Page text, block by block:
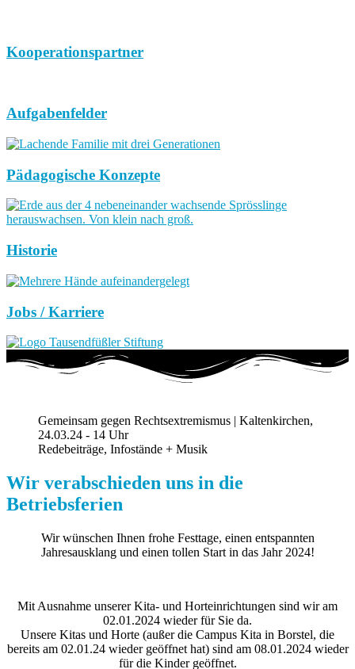
Kooperationspartner
Aufgabenfelder
Pädagogische Konzepte
Historie
Jobs / Karriere
Gemeinsam gegen Rechtsextremismus | Kaltenkirchen,
24.03.24 - 14 Uhr
Redebeiträge, Infostände + Musik
Wir verabschieden uns in die
Betriebsferien
Wir wünschen Ihnen frohe Festtage, einen entspannten
Jahresausklang und einen tollen Start in das Jahr 2024!
Mit Ausnahme unserer Kita- und Horteinrichtungen sind wir am
02.01.2024 wieder für Sie da.
Unsere Kitas und Horte (außer die Campus Kita in Borstel, die
bereits am 02.01.24 wieder geöffnet hat) sind am 08.01.2024 wieder
für die Kinder geöffnet.